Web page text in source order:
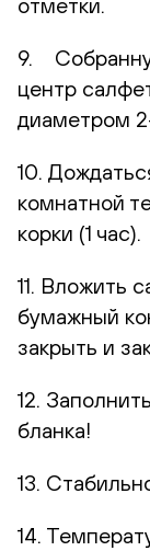
9.
центр
диаметром
10.
комнатной
корки (1 час).
11. Вложить
бумажный
закрыть и
12.
бланка!
13.
14.